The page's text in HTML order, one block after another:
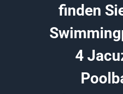
finden
4